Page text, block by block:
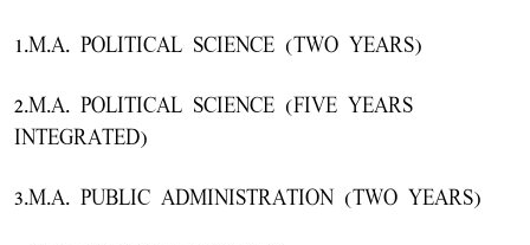
1.M.A. POLITICAL SCIENCE (TWO YEARS)
2.M.A. POLITICAL SCIENCE (FIVE YEARS
INTEGRATED)
3.M.A. PUBLIC ADMINISTRATION (TWO YEARS)